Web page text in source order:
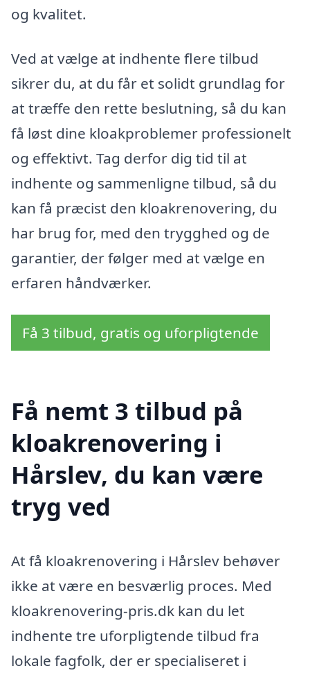
og kvalitet.
Ved at vælge at indhente flere tilbud
sikrer du, at du får et solidt grundlag for
at træffe den rette beslutning, så du kan
få løst dine kloakproblemer professionelt
og effektivt. Tag derfor dig tid til at
indhente og sammenligne tilbud, så du
kan få præcist den kloakrenovering, du
har brug for, med den trygghed og de
garantier, der følger med at vælge en
erfaren håndværker.
Få 3 tilbud, gratis og uforpligtende
Få nemt 3 tilbud på
kloakrenovering i
Hårslev, du kan være
tryg ved
At få kloakrenovering i Hårslev behøver
ikke at være en besværlig proces. Med
kloakrenovering-pris.dk kan du let
indhente tre uforpligtende tilbud fra
lokale fagfolk, der er specialiseret i